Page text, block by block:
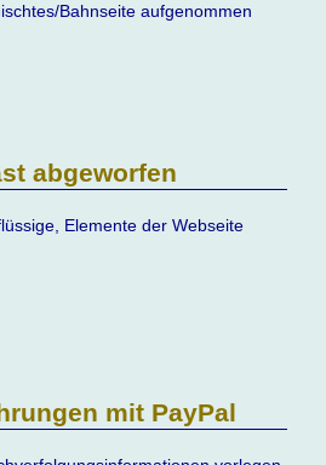
Bahnseite aufgenommen
abgeworfen
Elemente der Webseite
mit PayPal